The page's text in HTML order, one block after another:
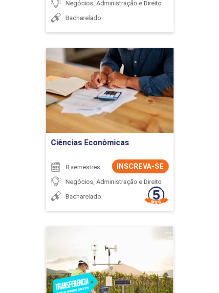
Negócios, Administração e Direito
Bacharelado
Ciências Econômicas
INSCREVA-SE
8 semestres
Negócios, Administração e Direito
Bacharelado
Ciências Econômicas
Detalhes do curso
Ir para Inscrição
Climatologia e
Monitoramento Agrícola
Detalhes do curso